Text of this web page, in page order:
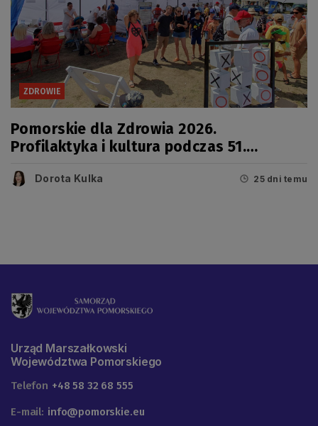
ZDROWIE
Pomorskie dla Zdrowia 2026.
Profilaktyka i kultura podczas 51.
Dorota Kulka 25 dni temu
Urząd Marszałkowski
Województwa Pomorskiego
Telefon +48 58 32 68 555
E-mail: info@pomorskie.eu